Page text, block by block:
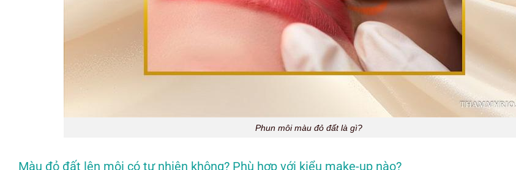
Phun môi màu đỏ đất là gì?
Màu đỏ đất lên môi có tự nhiên không? Phù hợp với kiểu make-up nào?